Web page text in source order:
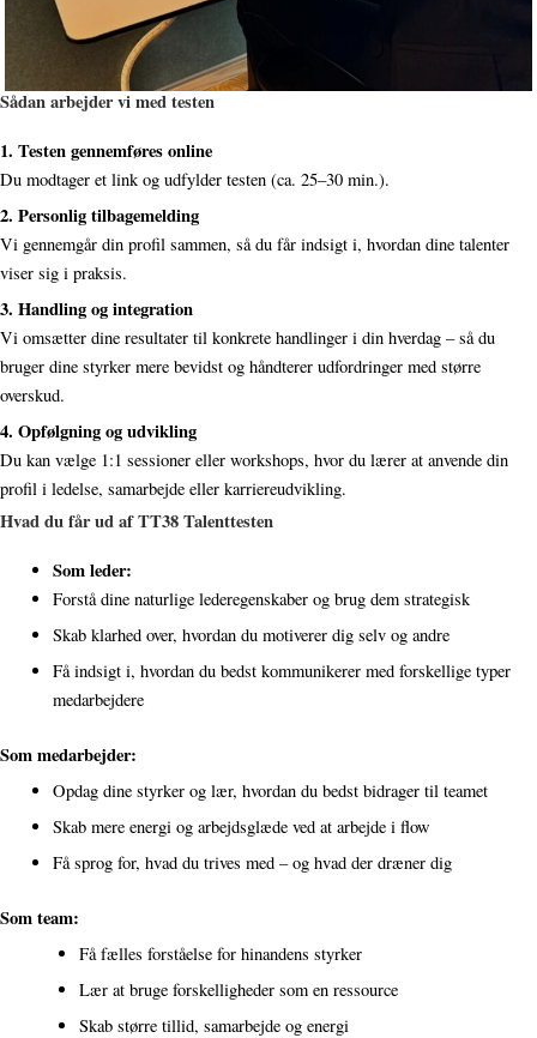
Sådan arbejder vi med testen
1. Testen gennemføres online
Du modtager et link og udfylder testen (ca. 25–30 min.).
2. Personlig tilbagemelding
Vi gennemgår din profil sammen, så du får indsigt i, hvordan dine talenter
viser sig i praksis.
3. Handling og integration
Vi omsætter dine resultater til konkrete handlinger i din hverdag – så du
bruger dine styrker mere bevidst og håndterer udfordringer med større
overskud.
4. Opfølgning og udvikling
Du kan vælge 1:1 sessioner eller workshops, hvor du lærer at anvende din
profil i ledelse, samarbejde eller karriereudvikling.
Hvad du får ud af TT38 Talenttesten
Som leder:
Forstå dine naturlige lederegenskaber og brug dem strategisk
Skab klarhed over, hvordan du motiverer dig selv og andre
Få indsigt i, hvordan du bedst kommunikerer med forskellige typer
medarbejdere
Som medarbejder:
Opdag dine styrker og lær, hvordan du bedst bidrager til teamet
Skab mere energi og arbejdsglæde ved at arbejde i flow
Få sprog for, hvad du trives med – og hvad der dræner dig
Som team:
Få fælles forståelse for hinandens styrker
Lær at bruge forskelligheder som en ressource
Skab større tillid, samarbejde og energi